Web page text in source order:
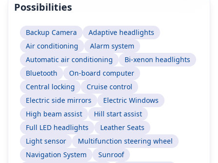
Possibilities
Backup Camera
Adaptive headlights
Air conditioning
Alarm system
Automatic air conditioning
Bi-xenon headlights
Bluetooth
On-board computer
Central locking
Cruise control
Electric side mirrors
Electric Windows
High beam assist
Hill start assist
Full LED headlights
Leather Seats
Light sensor
Multifunction steering wheel
Navigation System
Sunroof